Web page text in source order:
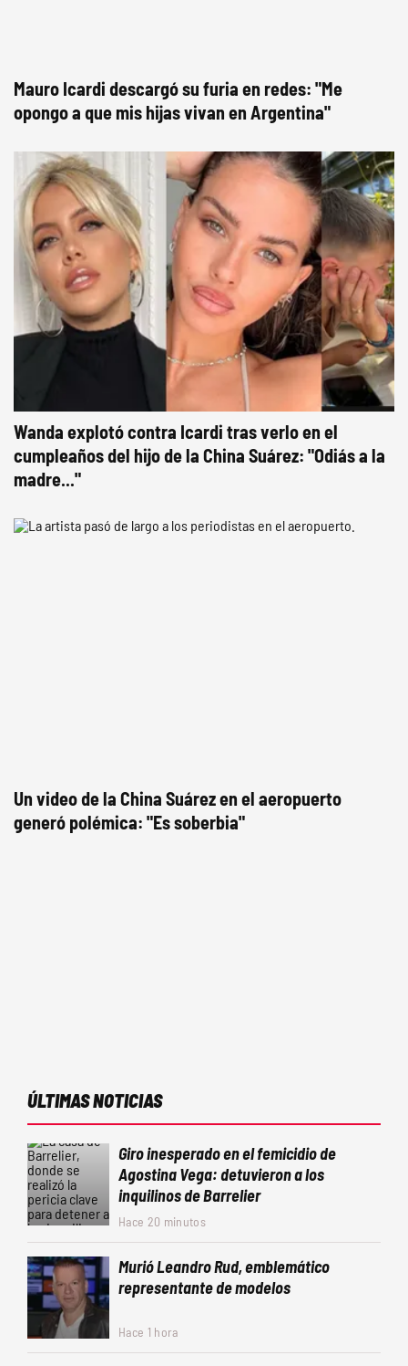
Mauro Icardi descargó su furia en redes: "Me
opongo a que mis hijas vivan en Argentina"
Wanda explotó contra Icardi tras verlo en el
cumpleaños del hijo de la China Suárez: "Odiás a la
madre..."
Un video de la China Suárez en el aeropuerto
generó polémica: "Es soberbia"
ÚLTIMAS NOTICIAS
Giro inesperado en el femicidio de
Agostina Vega: detuvieron a los
inquilinos de Barrelier
Hace 20 minutos
Murió Leandro Rud, emblemático
representante de modelos
Hace 1 hora